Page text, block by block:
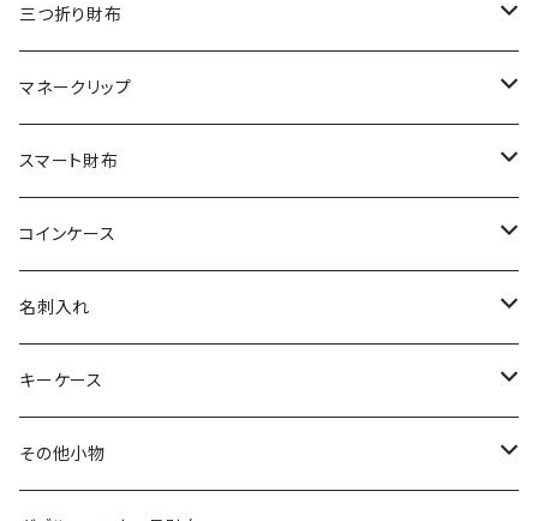
リザード
エレファント
その他の革
シャーク
リザード
エレファント
その他の革
オーストリッチ
シャーク
リザード
エレファント
その他の革
ダイヤモンドパイソン
オーストリッチ
シャーク
リザード
エレファント
その他の革
クロコダイル
ダイヤモンドパイソン
オーストリッチ
シャーク
リザード
エレファント
その他の革
三つ折り財布
クロコダイル
ダイヤモンドパイソン
オーストリッチ
シャーク
リザード
エレファント
マネークリップ
クロコダイル
ダイヤモンドパイソン
オーストリッチ
シャーク
リザード
スマート財布
クロコダイル
ダイヤモンドパイソン
オーストリッチ
シャーク
コインケース
クロコダイル
ダイヤモンドパイソン
オーストリッチ
名刺入れ
クロコダイル
ダイヤモンドパイソン
キーケース
クロコダイル
その他小物